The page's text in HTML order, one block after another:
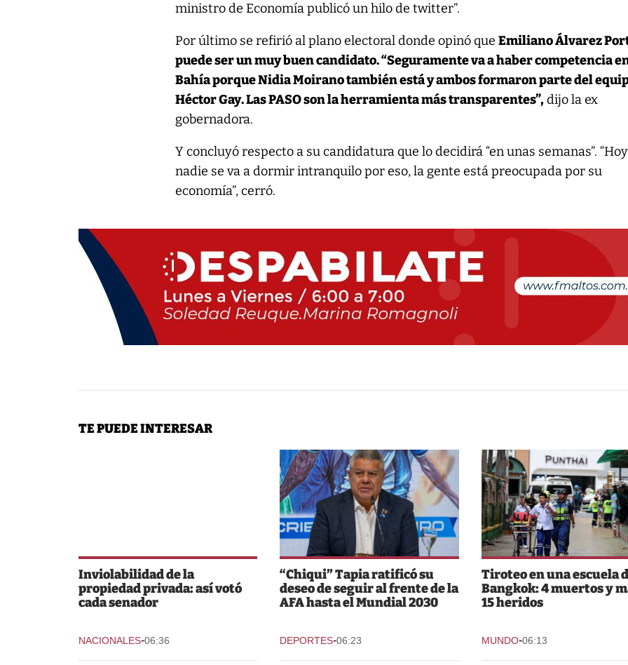
ministro de Economía publicó un hilo de twitter”.
Por último se refirió al plano electoral donde opinó queEmiliano Álvarez
puede ser un muy buen candidato. “Seguramente va a haber competencia
Bahía porque Nidia Moirano también está y ambos formaron parte del
Héctor Gay. Las PASO son la herramienta más transparentes”,dijo la ex
gobernadora.
Y concluyó respecto a su candidatura que lo decidirá “en unas semanas”. “Hoy
nadie se va a dormir intranquilo por eso, la gente está preocupada por su
economía”, cerró.
TE PUEDE INTERESAR
Inviolabilidad de la
propiedad privada: así votó
cada senador
NACIONALES-06:36
“Chiqui” Tapia ratificó su
deseo de seguir al frente de la
AFA hasta el Mundial 2030
DEPORTES-06:23
Tiroteo en una escuela
Bangkok: 4 muertos y
15 heridos
MUNDO-06:13